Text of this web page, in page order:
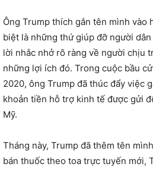
Ông Trump thích gắn tên mình vào
biệt là những thứ giúp đỡ người
lời nhắc nhở rõ ràng về người chịu
những lợi ích đó. Trong cuộc bầu
2020, ông Trump đã thúc đẩy việc
khoản tiền hỗ trợ kinh tế được gửi
Mỹ.
Tháng này, Trump đã thêm tên
bán thuốc theo toa trực tuyến mới,